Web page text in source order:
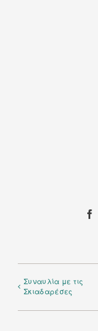
Συναυλία με τις
Σκιαδαρέσες